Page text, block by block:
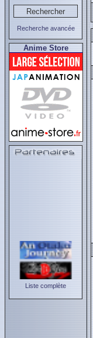
Recherche avancée
Anime Store
Liste complète